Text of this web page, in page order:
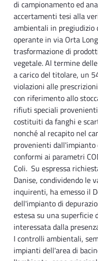
di campionamento ed
accertamenti tesi alla
ambientali in
operante in via Orta
trasformazione di
vegetale. Al termine
a carico del titolare, un
violazioni alle
con riferimento allo
rifiuti speciali
costituiti da fanghi e
nonché al recapito nel
provenienti
conformi ai parametri
Coli. Su espressa
Danise, condividendo le
inquirenti, ha emesso il
dell'impianto di
estesa su una
interessata dalla
I controlli ambientali,
impianti dell'area di